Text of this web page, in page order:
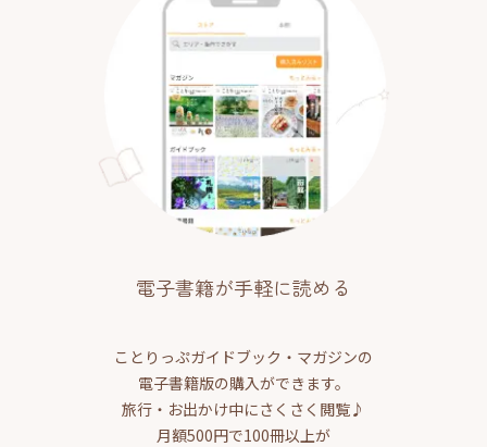
電子書籍が手軽に読める
ことりっぷガイドブック・マガジンの
電子書籍版の購入ができます。
旅行・お出かけ中にさくさく閲覧♪
月額500円で100冊以上が